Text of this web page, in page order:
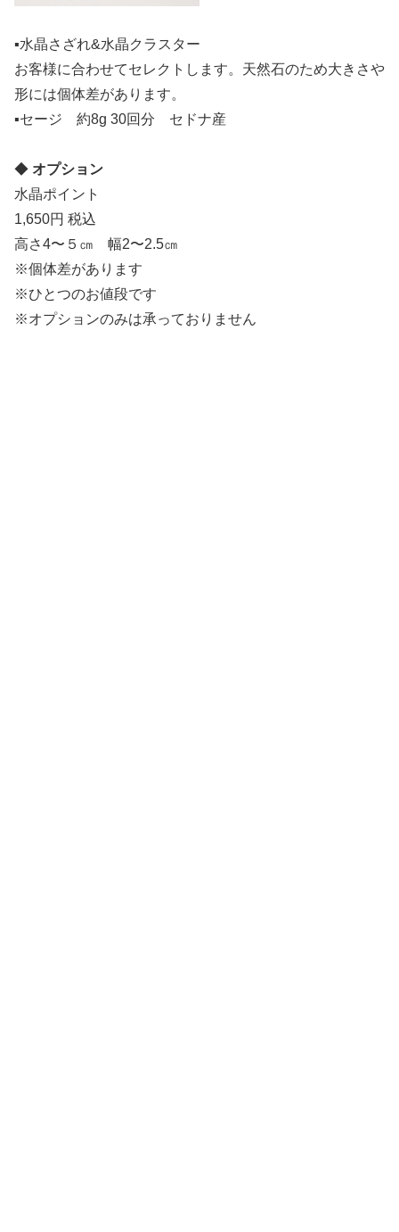
▪️水晶さざれ&水晶クラスター
お客様に合わせてセレクトします。天然石のため大きさや
形には個体差があります。
▪️セージ 約8g 30回分 セドナ産
◆ オプション
水晶ポイント
1,650円 税込
高さ4〜５㎝ 幅2〜2.5㎝
※個体差があります
※ひとつのお値段です
※オプションのみは承っておりません